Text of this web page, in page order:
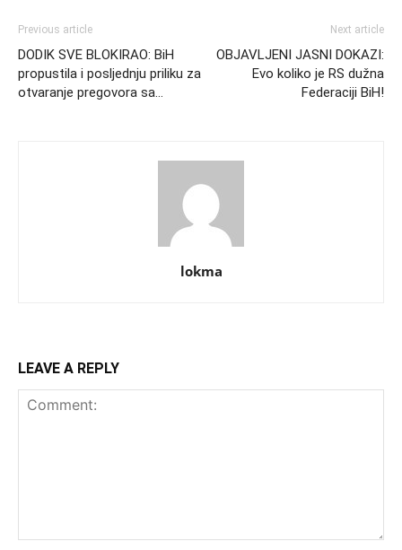
Previous article
DODIK SVE BLOKIRAO: BiH
propustila i posljednju priliku za
otvaranje pregovora sa…
Next article
OBJAVLJENI JASNI DOKAZI:
Evo koliko je RS dužna
Federaciji BiH!
lokma
LEAVE A REPLY